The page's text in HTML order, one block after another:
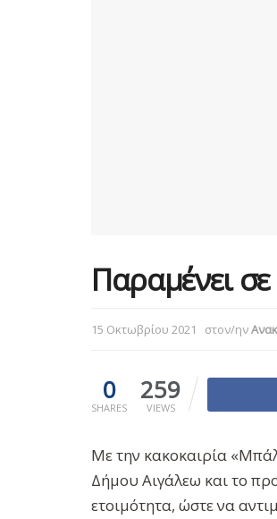
Παραμένει
15 Οκτωβρίου 2021 στον/ην
0
SHARES
259
VIEWS
Με την κακοκαιρία
Δήμου Αιγάλεω και το
ετοιμότητα, ώστε να